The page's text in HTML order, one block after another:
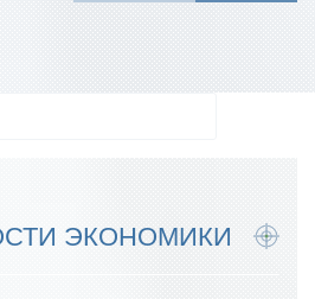
ЭКОНОМИКИ